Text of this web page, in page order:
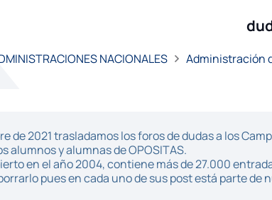
NACIONALES Administración
de 2021 trasladamos los foros de dudas a los
alumnos y alumnas de OPOSITAS.
en el año 2004, contiene más de 27.000
pues en cada uno de sus post está parte de